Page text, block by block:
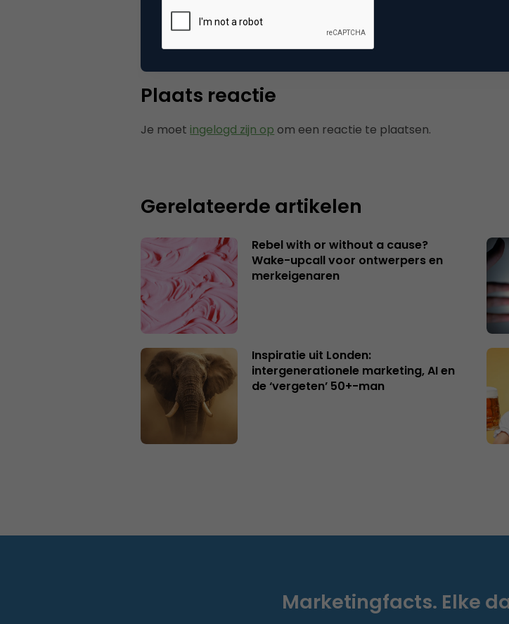
Categorie
Plaats reactie
Je moet ingelogd zijn op om een reactie te plaatsen.
Gerelateerde artikelen
Rebel with or without a cause?
Wake-upcall voor ontwerpers en
merkeigenaren
Inspiratie uit Londen:
intergenerationele marketing, AI en
de ‘vergeten’ 50+-man
Marketingfacts. Elke